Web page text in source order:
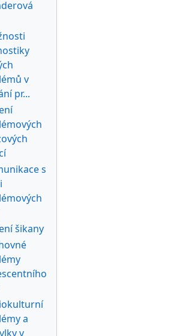
v
pr...
s
šikany
a
v